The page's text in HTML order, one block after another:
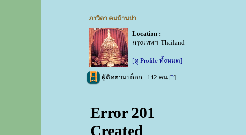
ภาวิดา คนบ้านป่า
Location :
กรุงเทพฯ Thailand
[ดู Profile ทั้งหมด]
ผู้ติดตามบล็อก : 142 คน [?]